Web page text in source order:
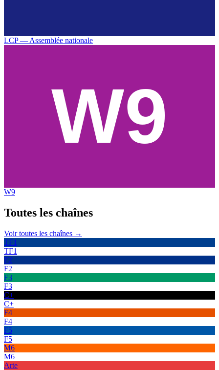
LCP — Assemblée nationale
W9
Toutes les chaînes
Voir toutes les chaînes →
TF1
TF1
F2
F2
F3
F3
C+
C+
F4
F4
F5
F5
M6
M6
Arte